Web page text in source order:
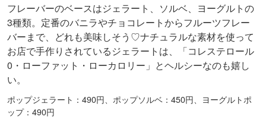
フレーバーのベースはジェラート、ソルベ、ヨーグルトの
3種類。定番のバニラやチョコレートからフルーツフレー
バーまで、どれも美味しそう♡ナチュラルな素材を使って
お店で手作りされているジェラートは、「コレステロール
0・ローファット・ローカロリー」とヘルシーなのも嬉し
い。
ポップジェラート：490円、ポップソルベ：450円、ヨーグルトポ
ップ：490円